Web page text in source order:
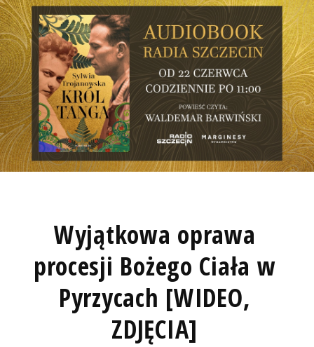
Wyjątkowa oprawa
procesji Bożego Ciała w
Pyrzycach [WIDEO,
ZDJĘCIA]